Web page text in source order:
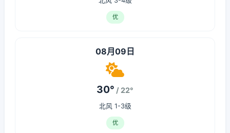
优
08月09日
30° / 22°
北风 1-3级
优